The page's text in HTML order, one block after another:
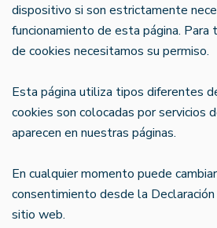
dispositivo si son estrictamente
funcionamiento de esta página.
de cookies necesitamos su permiso.
Esta página utiliza tipos diferentes
cookies son colocadas por servicios
aparecen en nuestras páginas.
En cualquier momento puede
consentimiento desde la
sitio web.